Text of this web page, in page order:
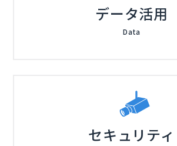
データ活用
Data
セキュリティ